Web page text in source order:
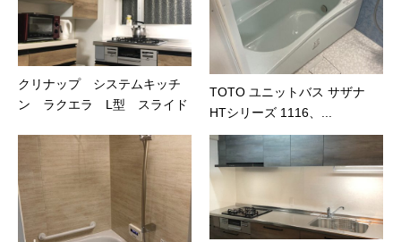
クリナップ システムキッチ
ン ラクエラ L型 スライド
TOTO ユニットバス サザナ
HTシリーズ 1116、...